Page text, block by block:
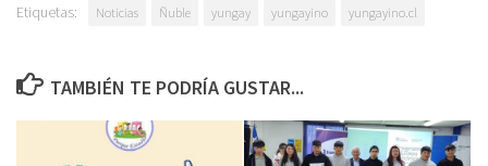
Etiquetas: Noticias Ñuble yungay yungayino yungayino.cl
TAMBIÉN TE PODRÍA GUSTAR...